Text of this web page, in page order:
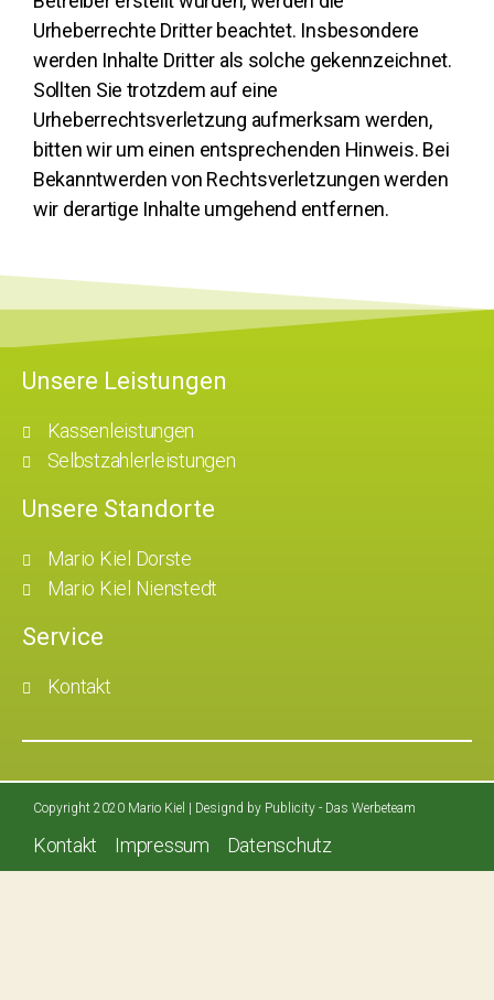
Urheberrechte Dritter beachtet. Insbesondere
werden Inhalte Dritter als solche gekennzeichnet.
Sollten Sie trotzdem auf eine
Urheberrechtsverletzung aufmerksam werden,
bitten wir um einen entsprechenden Hinweis. Bei
Bekanntwerden von Rechtsverletzungen werden
wir derartige Inhalte umgehend entfernen.
Unsere Leistungen
Kassenleistungen
Selbstzahlerleistungen
Unsere Standorte
Mario Kiel Dorste
Mario Kiel Nienstedt
Service
Kontakt
Copyright 2020 Mario Kiel | Designd by Publicity - Das Werbeteam
Kontakt Impressum Datenschutz